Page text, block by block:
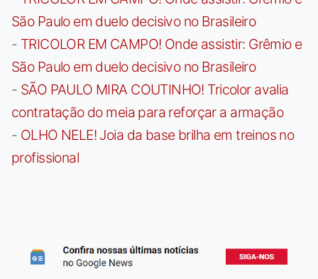
São Paulo em duelo decisivo no Brasileiro
- TRICOLOR EM CAMPO! Onde assistir: Grêmio e
São Paulo em duelo decisivo no Brasileiro
- SÃO PAULO MIRA COUTINHO! Tricolor avalia
contratação do meia para reforçar a armação
- OLHO NELE! Joia da base brilha em treinos no
profissional